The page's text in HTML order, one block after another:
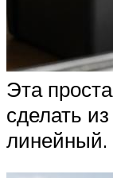
Эта
сделать
линейный.